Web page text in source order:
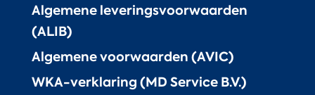
Algemene leveringsvoorwaarden
(ALIB)
Algemene voorwaarden (AVIC)
WKA-verklaring (MD Service B.V.)